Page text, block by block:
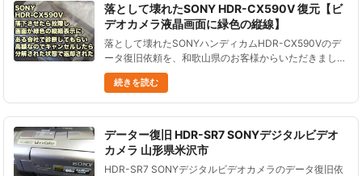
落として壊れたSONY HDR-CX590V 復元【ビ
デオカメラ液晶画面に緑色の縦線】
落として壊れたSONYハンディカムHDR-CX590Vのデ
ータ復旧依頼を、和歌山県のお客様からいただきまし
た。 2012年発売の、内蔵メモリ（64GB）に記録する
タイプのビデオカメラです。 ビデオカメラを落下させ
たら、故......
続きを読む
データー復旧 HDR-SR7 SONYデジタルビデオ
カメラ 山形県米沢市
HDR-SR7 SONYデジタルビデオカメラのデータ復旧依